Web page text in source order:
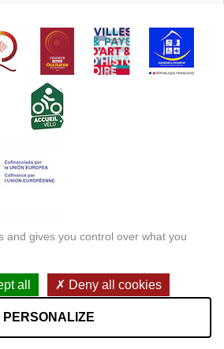
DE DÉVELOPPEMENT RÉGIONAL (FEDER)
légales
: non conforme
StudioJuillet
and gives you control over what you
all Deny all cookies
PERSONALIZE